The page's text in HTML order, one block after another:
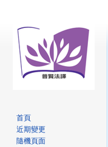
首頁
近期變更
隨機頁面